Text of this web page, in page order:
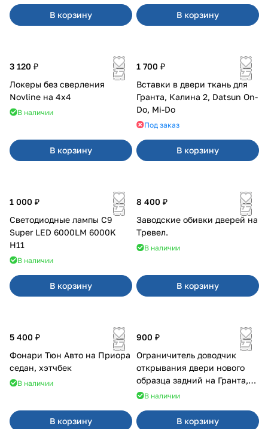
В корзину В корзину
3 120 ₽
Локеры без сверления
Novline на 4х4
В наличии
В корзину
1 700 ₽
Вставки в двери ткань для
Гранта, Калина 2, Datsun On-
Do, Mi-Do
Под заказ
В корзину
1 000 ₽
Светодиодные лампы C9
Super LED 6000LM 6000K
H11
В наличии
В корзину
8 400 ₽
Заводские обивки дверей на
Тревел.
В наличии
В корзину
5 400 ₽
Фонари Тюн Авто на Приора
седан, хэтчбек
В наличии
В корзину
900 ₽
Ограничитель доводчик
открывания двери нового
образца задний на Гранта,
Урбан
В наличии
В корзину